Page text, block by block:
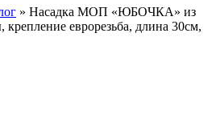
» Насадка МОП «ЮБОЧКА» из
еврорезьба, длина 30см,